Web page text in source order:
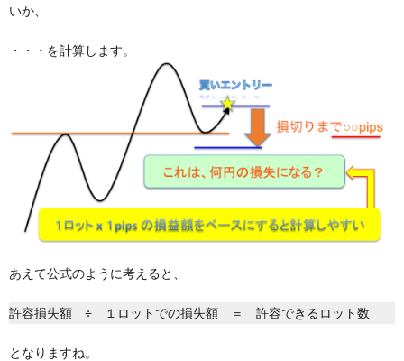
いか、
・・・を計算します。
あえて公式のように考えると、
許容損失額 ÷ １ロットでの損失額 ＝ 許容できるロット数
となりますね。